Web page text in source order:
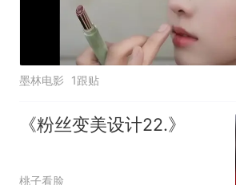
墨林电影 1跟贴
《粉丝变美设计22.》
桃子看脸